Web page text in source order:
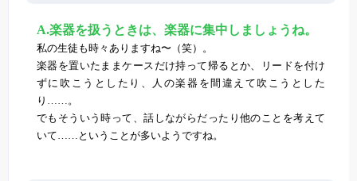
A.楽器を扱うときは、楽器に集中しましょうね。
私の生徒も時々ありますね〜（笑）。
楽器を置いたままケースだけ持って帰るとか、リードを付け
ずに吹こうとしたり、人の楽器を間違えて吹こうとした
り……。
でもそういう時って、話しながらだったり他のことを考えて
いて……ということが多いようですね。